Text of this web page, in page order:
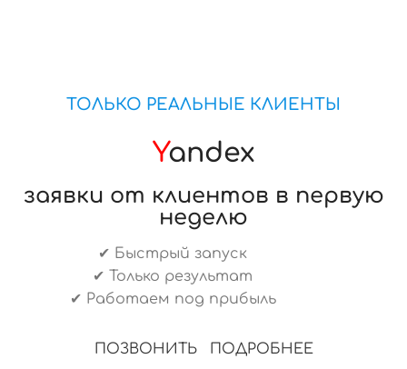
ТОЛЬКО РЕАЛЬНЫЕ КЛИЕНТЫ
Yandex
заявки от клиентов в первую
неделю
✔ Быстрый запуск
✔ Только результат
✔ Работаем под прибыль
ПОЗВОНИТЬ ПОДРОБНЕЕ